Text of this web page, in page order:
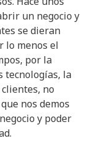
un negocio y
se dieran
lo menos el
por la
tecnologías, la
no
nos demos
y poder